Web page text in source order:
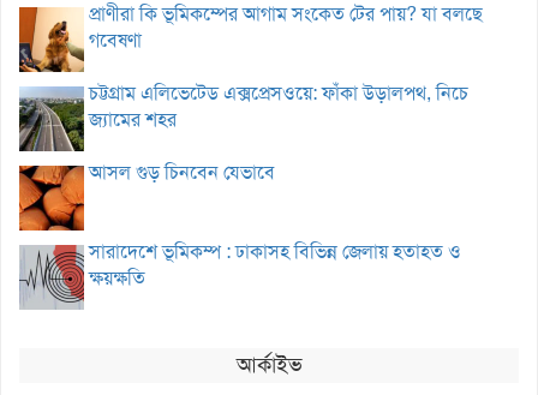
প্রাণীরা কি ভূমিকম্পের আগাম সংকেত টের পায়? যা বলছে
গবেষণা
চট্টগ্রাম এলিভেটেড এক্সপ্রেসওয়ে: ফাঁকা উড়ালপথ, নিচে
জ্যামের শহর
আসল গুড় চিনবেন যেভাবে
সারাদেশে ভূমিকম্প : ঢাকাসহ বিভিন্ন জেলায় হতাহত ও
ক্ষয়ক্ষতি
আর্কাইভ